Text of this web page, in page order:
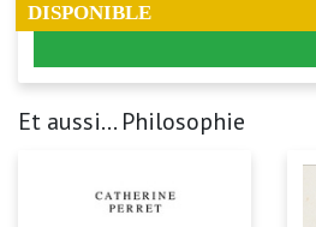
DISPONIBLE
Et aussi... Philosophie